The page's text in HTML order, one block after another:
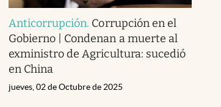
Anticorrupción. Corrupción en el
Gobierno | Condenan a muerte al
exministro de Agricultura: sucedió
en China
jueves, 02 de Octubre de 2025